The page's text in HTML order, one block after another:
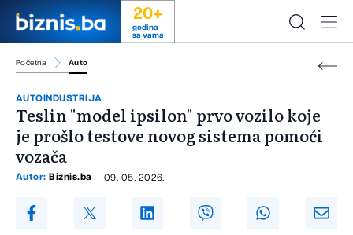
20+
godina
sa vama
Početna Auto
AUTOINDUSTRIJA
Teslin "model ipsilon" prvo vozilo koje
je prošlo testove novog sistema pomoći
vozača
Autor: Biznis.ba 09. 05. 2026.